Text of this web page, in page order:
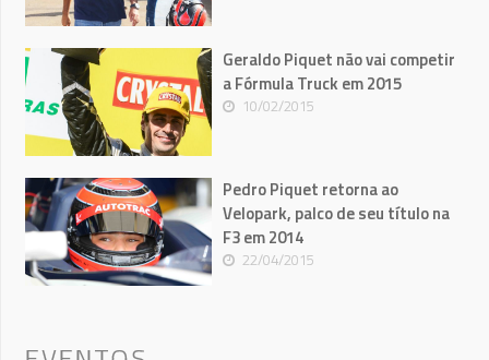
Geraldo Piquet não vai competir
a Fórmula Truck em 2015
10/02/2015
Pedro Piquet retorna ao
Velopark, palco de seu título na
F3 em 2014
22/04/2015